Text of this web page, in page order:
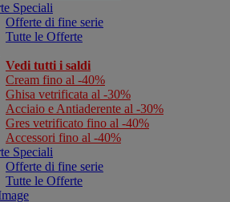
Speciali
Offerte di fine serie
Tutte le Offerte
Vedi tutti i saldi
Cream fino al -40%
Ghisa vetrificata al -30%
Acciaio e Antiaderente al -30%
Gres vetrificato fino al -40%
Accessori fino al -40%
Speciali
Offerte di fine serie
Tutte le Offerte